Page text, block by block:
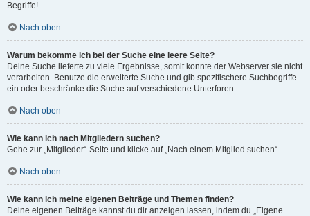
Begriffe!
Nach oben
Warum bekomme ich bei der Suche eine leere Seite?
Deine Suche lieferte zu viele Ergebnisse, somit konnte der Webserver sie nicht
verarbeiten. Benutze die erweiterte Suche und gib spezifischere Suchbegriffe
ein oder beschränke die Suche auf verschiedene Unterforen.
Nach oben
Wie kann ich nach Mitgliedern suchen?
Gehe zur „Mitglieder“-Seite und klicke auf „Nach einem Mitglied suchen“.
Nach oben
Wie kann ich meine eigenen Beiträge und Themen finden?
Deine eigenen Beiträge kannst du dir anzeigen lassen, indem du „Eigene